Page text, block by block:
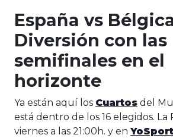
España vs
Diversión con las
semifinales en el
horizonte
Ya están aquí los Cuartos del
está dentro de los 16 elegidos. La
viernes a las 21:00h. y en